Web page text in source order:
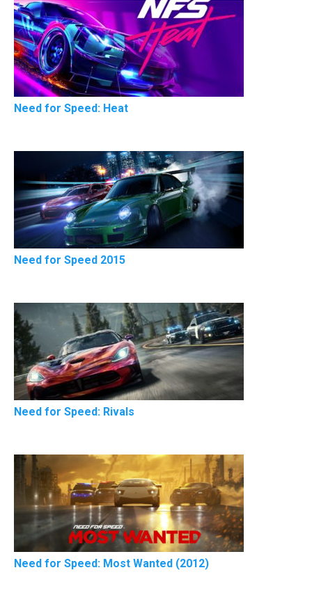
Need for Speed: Heat
Need for Speed 2015
Need for Speed: Rivals
Need for Speed: Most Wanted (2012)